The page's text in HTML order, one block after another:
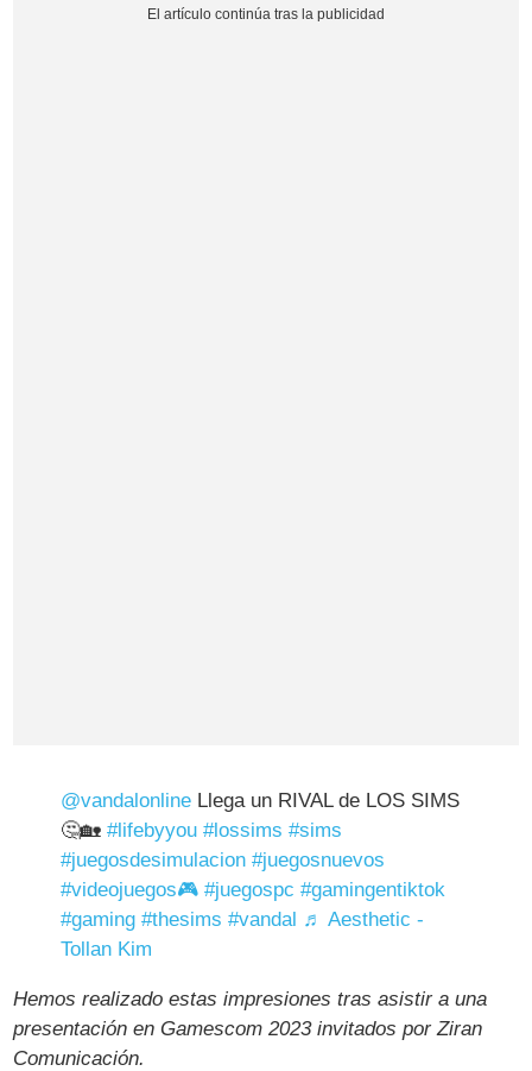
@vandalonline Llega un RIVAL de LOS SIMS
🤔🏡#lifebyyou #lossims #sims
#juegosdesimulacion #juegosnuevos
#videojuegos🎮 #juegospc #gamingentiktok
#gaming #thesims #vandal ♬ Aesthetic -
Tollan Kim
Hemos realizado estas impresiones tras asistir a una
presentación en Gamescom 2023 invitados por Ziran
Comunicación.